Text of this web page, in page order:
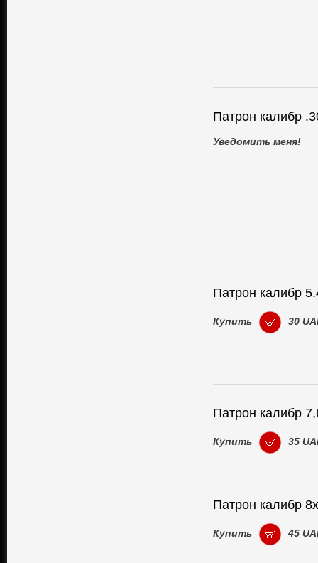
Патрон калибр
Уведомить меня!
Патрон калибр
Купить 30
Патрон калибр
Купить 35
Патрон калибр
Купить 45